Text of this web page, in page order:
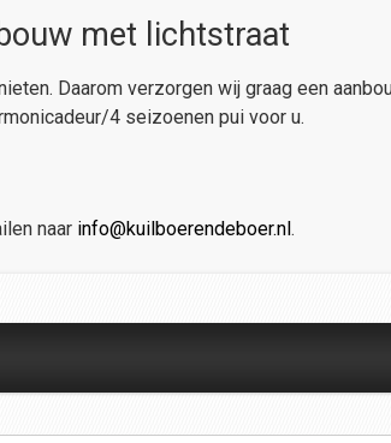
met lichtstraat
Daarom verzorgen wij graag een
4 seizoenen pui voor u.
naar info@kuilboerendeboer.nl.